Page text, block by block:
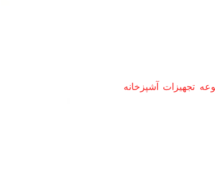
تجهیزات آشپزخانه